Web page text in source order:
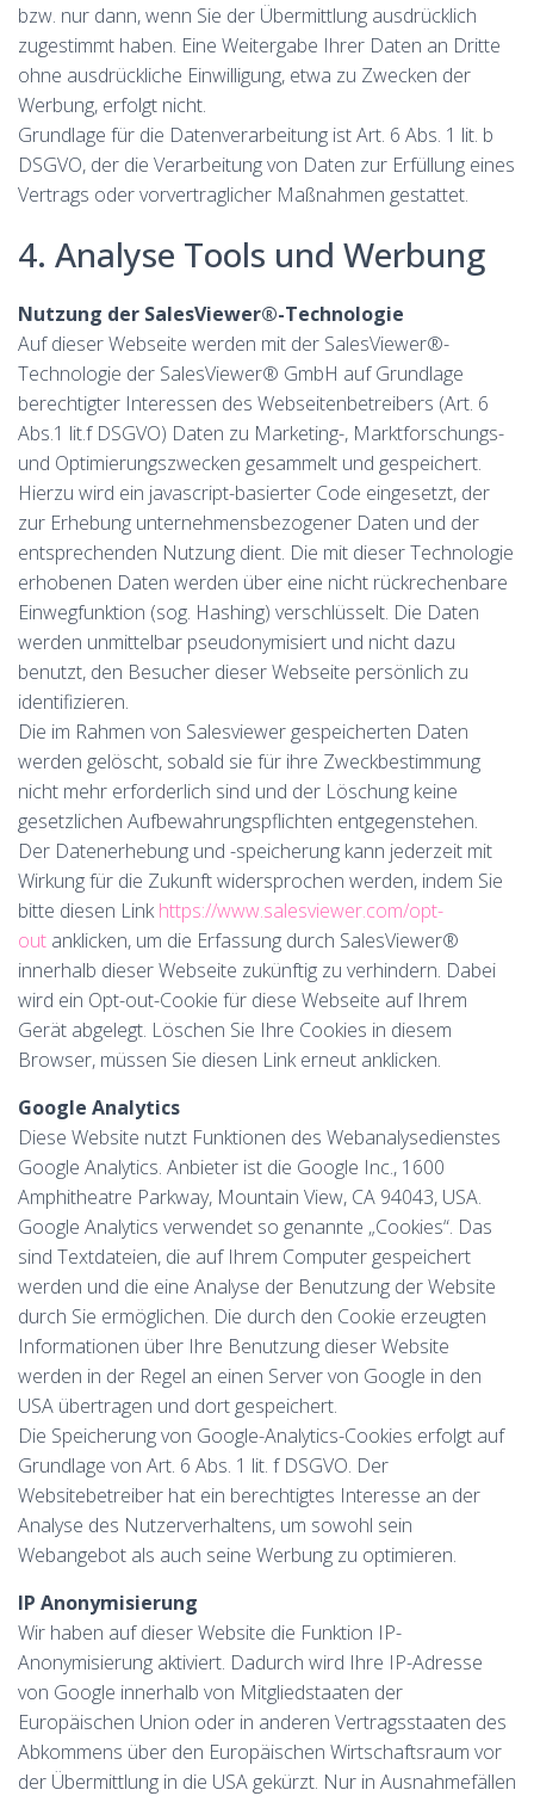
bzw. nur dann, wenn Sie der Übermittlung ausdrücklich
zugestimmt haben. Eine Weitergabe Ihrer Daten an Dritte
ohne ausdrückliche Einwilligung, etwa zu Zwecken der
Werbung, erfolgt nicht.
Grundlage für die Datenverarbeitung ist Art. 6 Abs. 1 lit. b
DSGVO, der die Verarbeitung von Daten zur Erfüllung eines
Vertrags oder vorvertraglicher Maßnahmen gestattet.
4. Analyse Tools und Werbung
Nutzung der SalesViewer®-Technologie
Auf dieser Webseite werden mit der SalesViewer®-
Technologie der SalesViewer® GmbH auf Grundlage
berechtigter Interessen des Webseitenbetreibers (Art. 6
Abs.1 lit.f DSGVO) Daten zu Marketing-, Marktforschungs-
und Optimierungszwecken gesammelt und gespeichert.
Hierzu wird ein javascript-basierter Code eingesetzt, der
zur Erhebung unternehmensbezogener Daten und der
entsprechenden Nutzung dient. Die mit dieser Technologie
erhobenen Daten werden über eine nicht rückrechenbare
Einwegfunktion (sog. Hashing) verschlüsselt. Die Daten
werden unmittelbar pseudonymisiert und nicht dazu
benutzt, den Besucher dieser Webseite persönlich zu
identifizieren.
Die im Rahmen von Salesviewer gespeicherten Daten
werden gelöscht, sobald sie für ihre Zweckbestimmung
nicht mehr erforderlich sind und der Löschung keine
gesetzlichen Aufbewahrungspflichten entgegenstehen.
Der Datenerhebung und -speicherung kann jederzeit mit
Wirkung für die Zukunft widersprochen werden, indem Sie
bitte diesen Linkhttps://www.salesviewer.com/opt-
out anklicken, um die Erfassung durch SalesViewer®
innerhalb dieser Webseite zukünftig zu verhindern. Dabei
wird ein Opt-out-Cookie für diese Webseite auf Ihrem
Gerät abgelegt. Löschen Sie Ihre Cookies in diesem
Browser, müssen Sie diesen Link erneut anklicken.
Google Analytics
Diese Website nutzt Funktionen des Webanalysedienstes
Google Analytics. Anbieter ist die Google Inc., 1600
Amphitheatre Parkway, Mountain View, CA 94043, USA.
Google Analytics verwendet so genannte „Cookies“. Das
sind Textdateien, die auf Ihrem Computer gespeichert
werden und die eine Analyse der Benutzung der Website
durch Sie ermöglichen. Die durch den Cookie erzeugten
Informationen über Ihre Benutzung dieser Website
werden in der Regel an einen Server von Google in den
USA übertragen und dort gespeichert.
Die Speicherung von Google-Analytics-Cookies erfolgt auf
Grundlage von Art. 6 Abs. 1 lit. f DSGVO. Der
Websitebetreiber hat ein berechtigtes Interesse an der
Analyse des Nutzerverhaltens, um sowohl sein
Webangebot als auch seine Werbung zu optimieren.
IP Anonymisierung
Wir haben auf dieser Website die Funktion IP-
Anonymisierung aktiviert. Dadurch wird Ihre IP-Adresse
von Google innerhalb von Mitgliedstaaten der
Europäischen Union oder in anderen Vertragsstaaten des
Abkommens über den Europäischen Wirtschaftsraum vor
der Übermittlung in die USA gekürzt. Nur in Ausnahmefällen